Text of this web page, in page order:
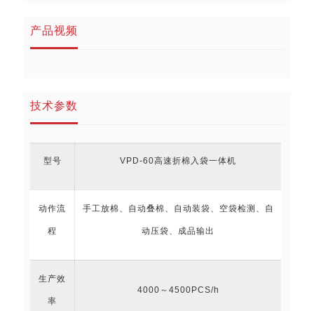
产品视频
技术参数
型号 VPD-60高速折棉入袋一体机
动作流
程
手工放棉、自动叠棉、自动装袋、空袋检测、自
动压袋、成品输出
生产效
率
4000～4500PCS/h